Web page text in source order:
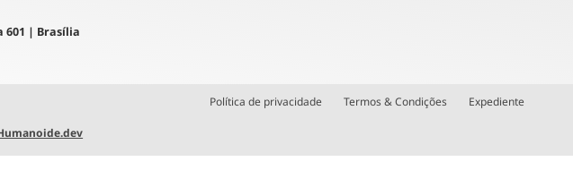
601 | Brasília
Política de privacidade Termos & Condições Expediente